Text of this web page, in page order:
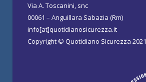
Via A. Toscanini, snc
00061 – Anguillara Sabazia (Rm)
info[at]quotidianosicurezza.it
Copyright © Quotidiano Sicurezza 2021